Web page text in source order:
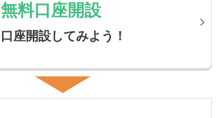
無料口座開設
口座開設してみよう！